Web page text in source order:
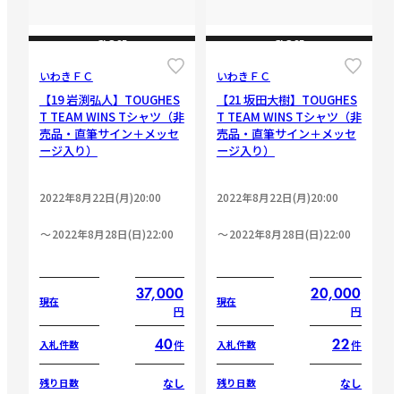
CLOSE
いわきＦＣ
【19 岩渕弘人】TOUGHES
T TEAM WINS Tシャツ（非
売品・直筆サイン＋メッセ
ージ入り）
2022年8月22日(月)20:00
2022年8月28日(日)22:00
現在 37,000
円
入札件数 40件
残り日数 なし
CLOSE
いわきＦＣ
【21 坂田大樹】TOUGHES
T TEAM WINS Tシャツ（非
売品・直筆サイン＋メッセ
ージ入り）
2022年8月22日(月)20:00
2022年8月28日(日)22:00
現在 20,000
円
入札件数 22件
残り日数 なし